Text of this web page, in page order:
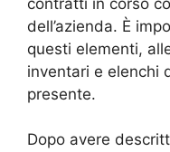
dell’azienda. È
questi elementi,
inventari e elenchi
presente.
Dopo avere